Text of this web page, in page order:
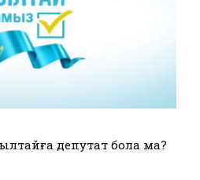
депутат бола ма?